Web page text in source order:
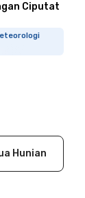
Ciputat
Hunian